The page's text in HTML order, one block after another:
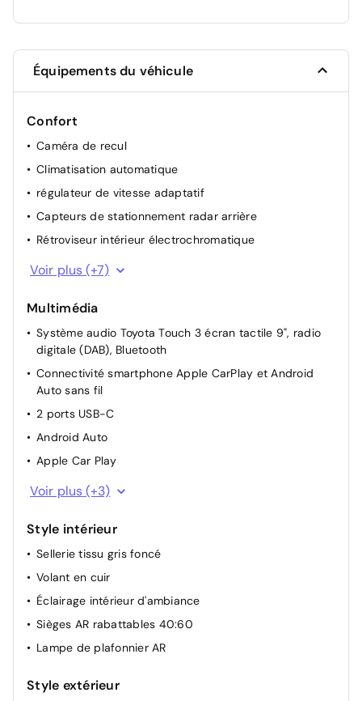
Équipements du véhicule
Confort
Caméra de recul
Climatisation automatique
régulateur de vitesse adaptatif
Capteurs de stationnement radar arrière
Rétroviseur intérieur électrochromatique
Rétroviseurs extérieurs rabattables électriquement et
chauffants
Système d'ouverture/fermeture et démarrage sans clé
Vitres AV/AR électriques
reconnaissance des panneaux de signalisation
feux de route automatiques
Frein de parking électronique
Direction assistée
Voir plus (+7)
Multimédia
Système audio Toyota Touch 3 écran tactile 9", radio
digitale (DAB), Bluetooth
Connectivité smartphone Apple CarPlay et Android
Auto sans fil
2 ports USB-C
Android Auto
Apple Car Play
Bluetooth
6 HP
Voir plus (+3)
Style intérieur
Sellerie tissu gris foncé
Volant en cuir
Éclairage intérieur d'ambiance
Sièges AR rabattables 40:60
Lampe de plafonnier AR
Style extérieur